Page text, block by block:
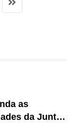
as
da Junta